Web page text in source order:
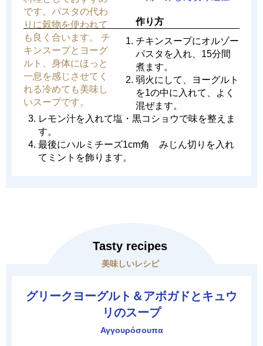
です。パスタの代わ
りに穀物を使われて
も良く合います。 チ
キンスープとヨーグ
ルト、身体にほっと
一息を感じさせてく
れる冷めても美味し
いスープです。
作り方
チキンスープにオルゾー
パスタを入れ、15分間
煮ます。
弱火にして、ヨーグルト
を1の中に入れて、よく
混ぜます。
レモン汁を入れて塩・黒コショウで味を整えま
す。
最後にハルミチーズ1cm角 みじん切りを入れ
てミントを飾ります。
Tasty recipes
美味しいレシピ
グリークヨーグルト＆アボガドとキュウ
リのスープ
Αγγουρόσουπα